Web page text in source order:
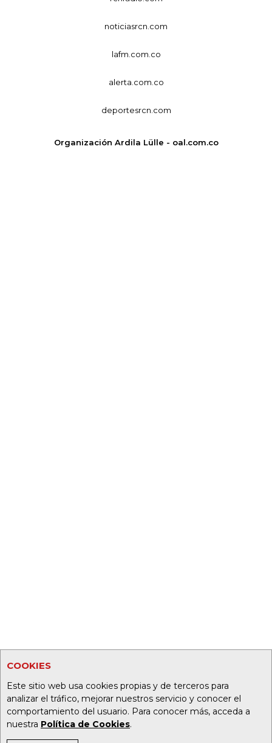
COOKIES
Este sitio web usa cookies propias y de terceros para
analizar el tráfico, mejorar nuestros servicio y conocer el
comportamiento del usuario. Para conocer más, acceda a
nuestra Política de Cookies.
noticiasrcn.com
lafm.com.co
alerta.com.co
deportesrcn.com
Organización Ardila Lülle - oal.com.co